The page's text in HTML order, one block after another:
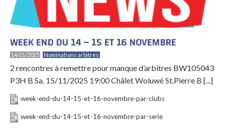
WEEK END DU 14 – 15 ET 16 NOVEMBRE
14/11/2025 Nominations arbitres
2 rencontres à remettre pour manque d’arbitres BW105043
P3H B Sa. 15/11/2025 19:00 Châlet Woluwé St.Pierre B [...]
week-end-du-14-15-et-16-novembre-par-clubs
week-end-du-14-15-et-16-novembre-par-serie